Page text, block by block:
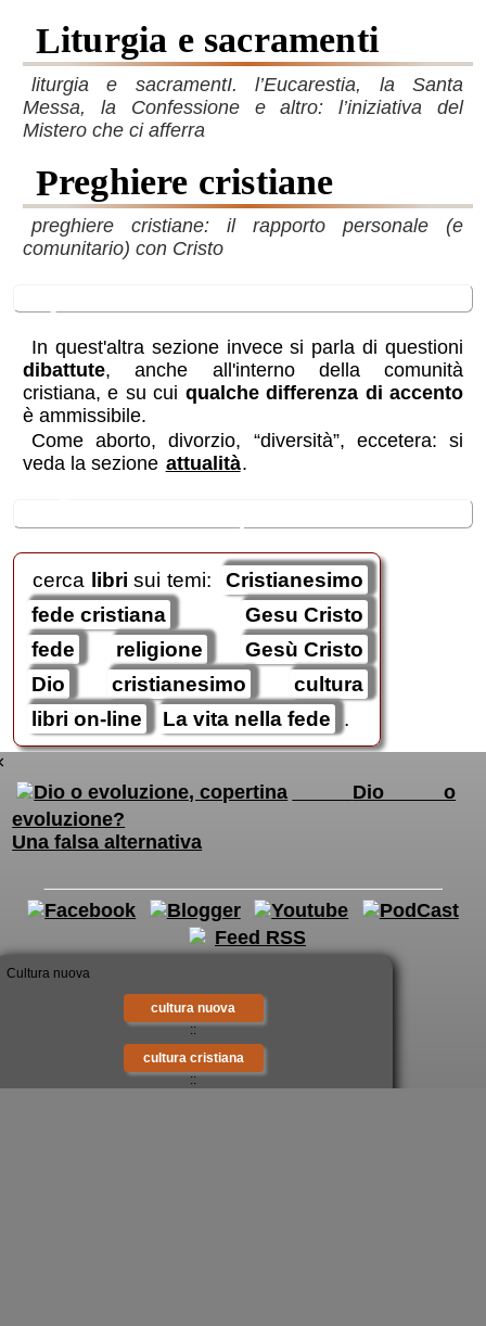
liturgia e sacramenti
liturgia e sacramentI. l’Eucarestia, la Santa
Messa, la Confessione e altro: l’iniziativa del
Mistero che ci afferra
preghiere cristiane
preghiere cristiane: il rapporto personale (e
comunitario) con Cristo
In quest'altra sezione invece si parla di questioni
dibattute, anche all'interno della comunità
cristiana, e su cui qualche differenza di accento
è ammissibile.
Come aborto, divorzio, “diversità”, eccetera: si
veda la sezione attualità.
cerca libri sui temi:
Cristianesimo
fede cristiana
Gesu Cristo
fede
religione
Gesù Cristo
Dio
cristianesimo
cultura
libri on-line
La vita nella fede .
Dio o
evoluzione?
Una falsa alternativa
cultura nuova
::
cultura cristiana
::